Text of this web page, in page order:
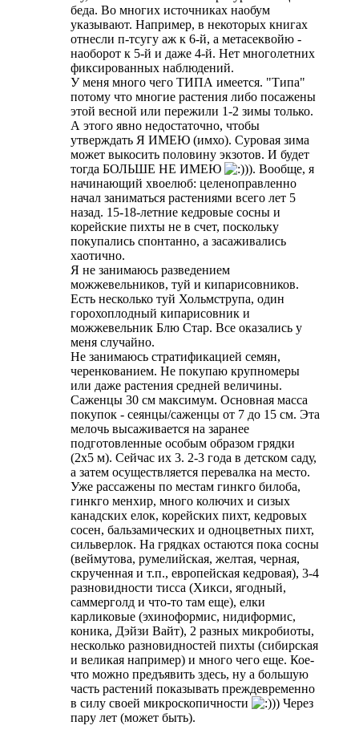
беда. Во многих источниках наобум
указывают. Например, в некоторых книгах
отнесли п-тсугу аж к 6-й, а метасеквойю -
наоборот к 5-й и даже 4-й. Нет многолетних
фиксированных наблюдений.
У меня много чего ТИПА имеется. "Типа"
потому что многие растения либо посажены
этой весной или пережили 1-2 зимы только.
А этого явно недостаточно, чтобы
утверждать Я ИМЕЮ (имхо). Суровая зима
может выкосить половину экзотов. И будет
тогда БОЛЬШЕ НЕ ИМЕЮ
)). Вообще, я
начинающий хвоелюб: целеноправленно
начал заниматься растениями всего лет 5
назад. 15-18-летние кедровые сосны и
корейские пихты не в счет, поскольку
покупались спонтанно, а засаживались
хаотично.
Я не занимаюсь разведением
можжевельников, туй и кипарисовников.
Есть несколько туй Хольмструпа, один
горохоплодный кипарисовник и
можжевельник Блю Стар. Все оказались у
меня случайно.
Не занимаюсь стратификацией семян,
черенкованием. Не покупаю крупномеры
или даже растения средней величины.
Саженцы 30 см максимум. Основная масса
покупок - сеянцы/саженцы от 7 до 15 см. Эта
мелочь высаживается на заранее
подготовленные особым образом грядки
(2х5 м). Сейчас их 3. 2-3 года в детском саду,
а затем осуществляется перевалка на место.
Уже рассажены по местам гинкго билоба,
гинкго менхир, много колючих и сизых
канадских елок, корейских пихт, кедровых
сосен, бальзамических и одноцветных пихт,
сильверлок. На грядках остаются пока сосны
(веймутова, румелийская, желтая, черная,
скрученная и т.п., европейская кедровая), 3-4
разновидности тисса (Хикси, ягодный,
саммерголд и что-то там еще), елки
карликовые (эхиноформис, нидиформис,
коника, Дэйзи Вайт), 2 разных микробиоты,
несколько разновидностей пихты (сибирская
и великая например) и много чего еще. Кое-
что можно предъявить здесь, ну а большую
часть растений показывать преждевременно
в силу своей микроскопичности
)) Через
пару лет (может быть).